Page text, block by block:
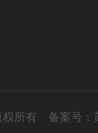
所有 备案号：